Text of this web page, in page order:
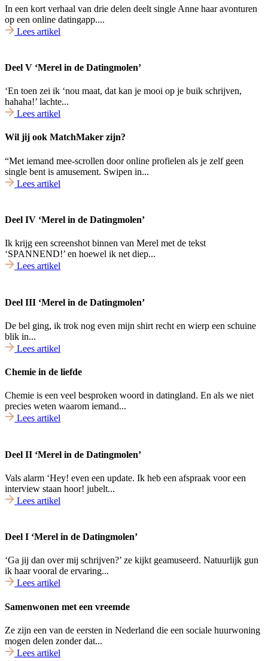
In een kort verhaal van drie delen deelt single Anne haar avonturen
op een online datingapp....
Lees artikel
Deel V ‘Merel in de Datingmolen’
‘En toen zei ik ‘nou maat, dat kan je mooi op je buik schrijven,
hahaha!’ lachte...
Lees artikel
Wil jij ook MatchMaker zijn?
“Met iemand mee-scrollen door online profielen als je zelf geen
single bent is amusement. Swipen in...
Lees artikel
Deel IV ‘Merel in de Datingmolen’
Ik krijg een screenshot binnen van Merel met de tekst
‘SPANNEND!’ en hoewel ik net diep...
Lees artikel
Deel III ‘Merel in de Datingmolen’
De bel ging, ik trok nog even mijn shirt recht en wierp een schuine
blik in...
Lees artikel
Chemie in de liefde
Chemie is een veel besproken woord in datingland. En als we niet
precies weten waarom iemand...
Lees artikel
Deel II ‘Merel in de Datingmolen’
Vals alarm ‘Hey! even een update. Ik heb een afspraak voor een
interview staan hoor! jubelt...
Lees artikel
Deel I ‘Merel in de Datingmolen’
‘Ga jij dan over mij schrijven?’ ze kijkt geamuseerd. Natuurlijk gun
ik haar vooral de ervaring...
Lees artikel
Samenwonen met een vreemde
Ze zijn een van de eersten in Nederland die een sociale huurwoning
mogen delen zonder dat...
Lees artikel